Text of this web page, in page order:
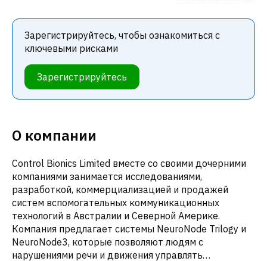
Зарегистрируйтесь, чтобы ознакомиться с
ключевыми рисками
Зарегистрируйтесь
О компании
Control Bionics Limited вместе со своими дочерними
компаниями занимается исследованиями,
разработкой, коммерциализацией и продажей
систем вспомогательных коммуникационных
технологий в Австралии и Северной Америке.
Компания предлагает системы NeuroNode Trilogy и
NeuroNode3, которые позволяют людям с
нарушениями речи и движения управлять